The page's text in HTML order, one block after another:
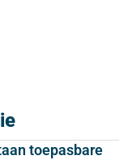
toepasbare